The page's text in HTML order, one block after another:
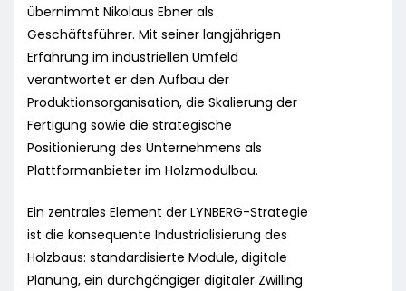
übernimmt Nikolaus Ebner als
Geschäftsführer. Mit seiner langjährigen
Erfahrung im industriellen Umfeld
verantwortet er den Aufbau der
Produktionsorganisation, die Skalierung der
Fertigung sowie die strategische
Positionierung des Unternehmens als
Plattformanbieter im Holzmodulbau.
Ein zentrales Element der LYNBERG-Strategie
ist die konsequente Industrialisierung des
Holzbaus: standardisierte Module, digitale
Planung, ein durchgängiger digitaler Zwilling